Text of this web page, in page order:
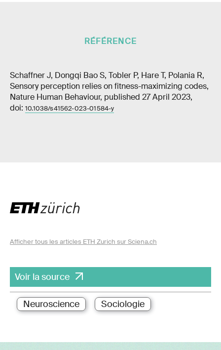
RÉFÉRENCE
Schaffner J, Dongqi Bao S, Tobler P, Hare T, Polania R,
Sensory perception relies on fitness-maximizing codes,
Nature Human Behaviour, published 27 April 2023,
doi: 10.1038/s41562-023-01584-y
Afficher tous les articles ETH Zurich sur Sciena.ch
Voir la source
Neuroscience Sociologie